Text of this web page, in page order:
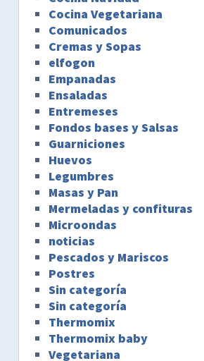
Cocina Vegetariana
Comunicados
Cremas y Sopas
elfogon
Empanadas
Ensaladas
Entremeses
Fondos bases y Salsas
Guarniciones
Huevos
Legumbres
Masas y Pan
Mermeladas y confituras
Microondas
noticias
Pescados y Mariscos
Postres
Sin categoría
Sin categoría
Thermomix
Thermomix baby
Vegetariana